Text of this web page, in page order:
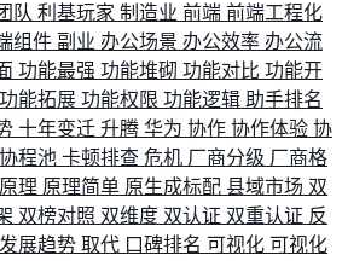
队 利基玩家 制造业 前端 前端工程化
组件 副业 办公场景 办公效率 办公流
功能最强 功能堆砌 功能对比 功能开
功能拓展 功能权限 功能逻辑 助手排名
十年变迁 升腾 华为 协作 协作体验 协
协程池 卡顿排查 危机 厂商分级 厂商格
原理 原理简单 原生成标配 县域市场 双
双榜对照 双维度 双认证 双重认证 反
发展趋势 取代 口碑排名 可视化 可视化